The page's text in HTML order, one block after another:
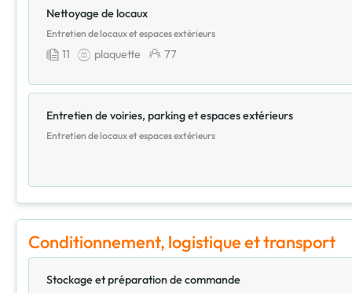
Nettoyage de locaux
Entretien de locaux et espaces extérieurs
11 plaquette 77
Entretien de voiries, parking et espaces extérieurs
Entretien de locaux et espaces extérieurs
Conditionnement, logistique et transport
Stockage et préparation de commande